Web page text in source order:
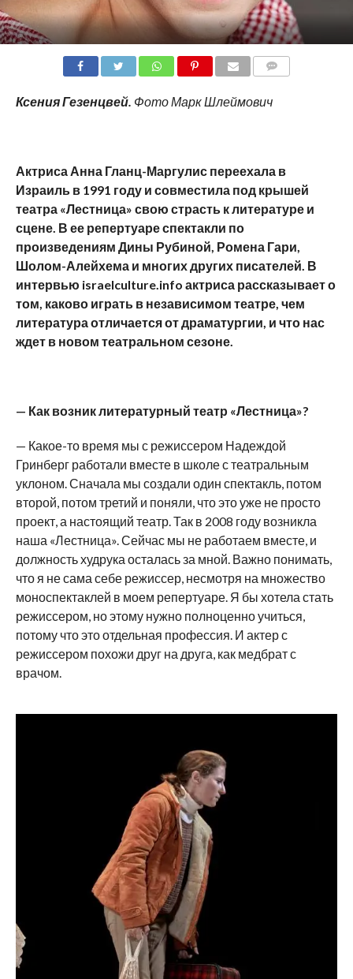
Ксения Гезенцвей. Фото Марк Шлеймович
Актриса Анна Гланц-Маргулис переехала в
Израиль в 1991 году и совместила под крышей
театра «Лестница» свою страсть к литературе и
сцене. В ее репертуаре спектакли по
произведениям Дины Рубиной, Ромена Гари,
Шолом-Алейхема и многих других писателей. В
интервью israelculture.info актриса рассказывает о
том, каково играть в независимом театре, чем
литература отличается от драматургии, и что нас
ждет в новом театральном сезоне.
— Как возник литературный театр «Лестница»?
— Какое-то время мы с режиссером Надеждой
Гринберг работали вместе в школе с театральным
уклоном. Сначала мы создали один спектакль, потом
второй, потом третий и поняли, что это уже не просто
проект, а настоящий театр. Так в 2008 году возникла
наша «Лестница». Сейчас мы не работаем вместе, и
должность худрука осталась за мной. Важно понимать,
что я не сама себе режиссер, несмотря на множество
моноспектаклей в моем репертуаре. Я бы хотела стать
режиссером, но этому нужно полноценно учиться,
потому что это отдельная профессия. И актер с
режиссером похожи друг на друга, как медбрат с
врачом.